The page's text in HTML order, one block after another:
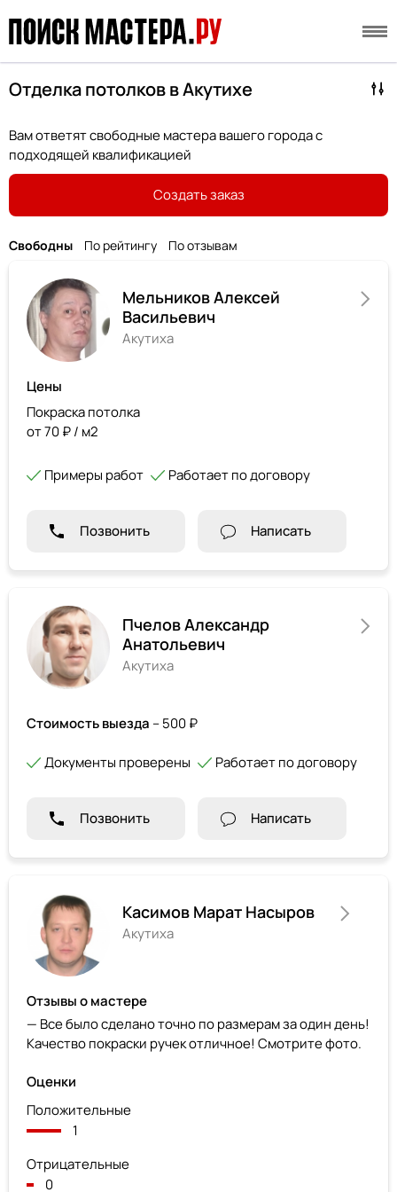
Отделка потолков в Акутихе
Вам ответят свободные мастера вашего города с
подходящей квалификацией
Создать заказ
Свободны По рейтингу По отзывам
Мельников Алексей
Васильевич
Акутиха
Цены
Покраска потолка
от 70 ₽ / м2
Примеры работ Работает по договору
Позвонить Написать
Пчелов Александр
Анатольевич
Акутиха
Стоимость выезда – 500 ₽
Документы проверены Работает по договору
Позвонить Написать
Касимов Марат Насыров
Акутиха
Отзывы о мастере
— Все было сделано точно по размерам за один день!
Качество покраски ручек отличное! Смотрите фото.
Оценки
Положительные
1
Отрицательные
0